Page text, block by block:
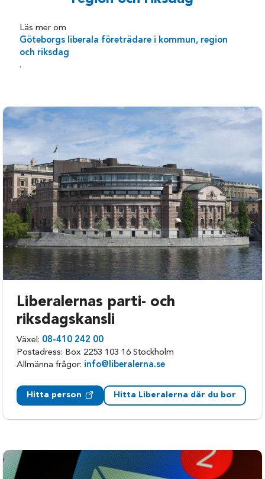
Läs mer om
Göteborgs liberala företrädare i kommun, region
och riksdag
.
Liberalernas parti- och
riksdagskansli
Växel: 08-410 242 00
Postadress: Box 2253 103 16 Stockholm
Allmänna frågor: info@liberalerna.se
Hitta person Hitta Liberalerna där du bor